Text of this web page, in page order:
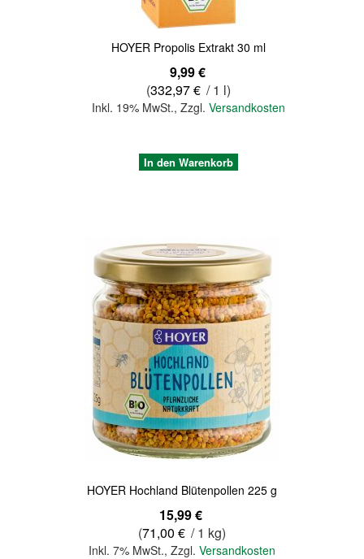
HOYER Propolis Extrakt 30 ml
9,99 €
(332,97 € / 1 l)
Inkl. 19% MwSt.,Zzgl.Versandkosten
In den Warenkorb
HOYER Hochland Blütenpollen 225 g
15,99 €
(71,00 € / 1 kg)
Inkl. 7% MwSt., Zzgl. Versandkosten